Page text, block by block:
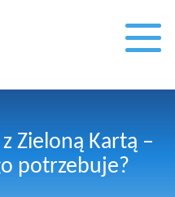
Zieloną Kartą –
potrzebuje?